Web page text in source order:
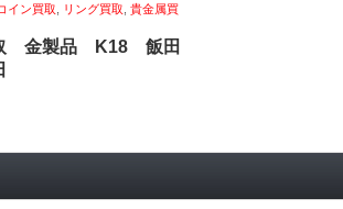
イン買取 リング買取 貴金属買
金製品 K18 飯田